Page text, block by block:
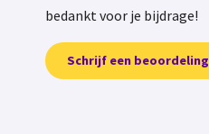
bedankt voor je bijdrage!
Schrijf een beoordeling